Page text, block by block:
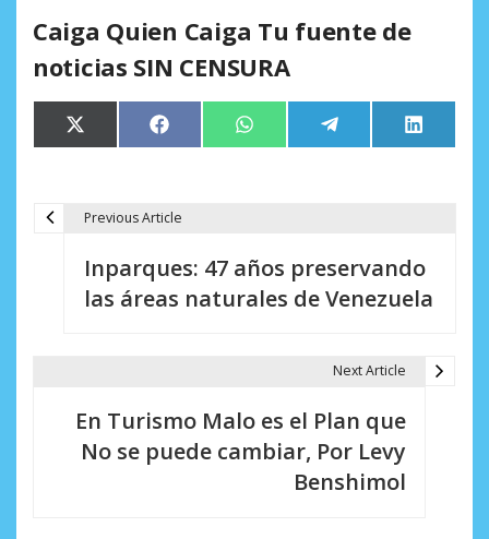
Caiga Quien Caiga Tu fuente de
noticias SIN CENSURA
Compartir
en
X
(Twitter)
Compartir
en
Facebook Compartir
en
WhatsApp Compartir
en
Telegram
en
LinkedIn
Previous Article
Inparques: 47 años preservando
las áreas naturales de Venezuela
Next Article
En Turismo Malo es el Plan que
No se puede cambiar, Por Levy
Benshimol